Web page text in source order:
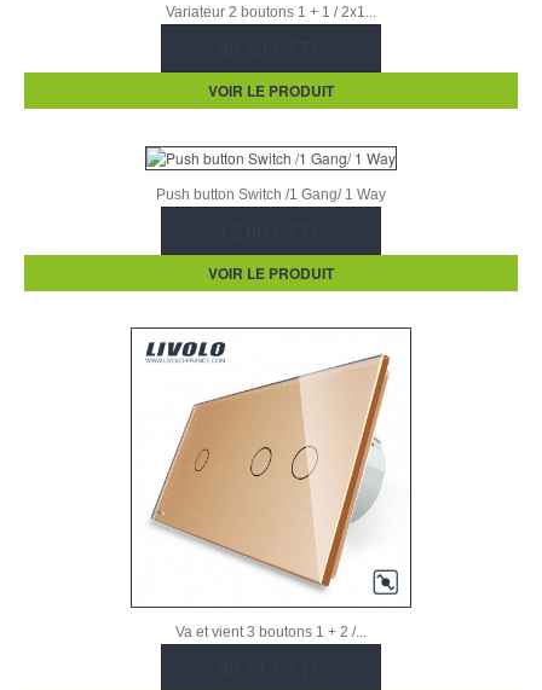
Variateur 2 boutons 1 + 1 / 2x1...
VOIR LE PRODUIT
Push button Switch /1 Gang/ 1 Way
VOIR LE PRODUIT
Va et vient 3 boutons 1 + 2 /...